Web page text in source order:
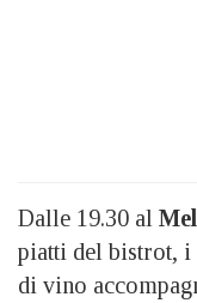
Dalle 19.30 al
piatti del bistrot,
di vino